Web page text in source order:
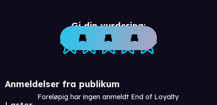
Gi din vurdering:
Anmeldelser fra publikum
Foreløpig har ingen anmeldt End of Loyalty